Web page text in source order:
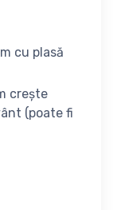
cu plasă
crește
(poate fi